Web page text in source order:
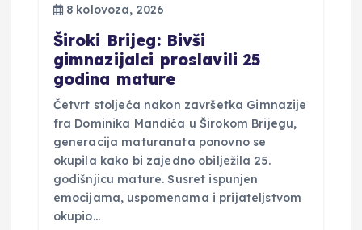
8 kolovoza, 2026
Široki Brijeg: Bivši
gimnazijalci proslavili 25
godina mature
Četvrt stoljeća nakon završetka Gimnazije
fra Dominika Mandića u Širokom Brijegu,
generacija maturanata ponovno se
okupila kako bi zajedno obilježila 25.
godišnjicu mature. Susret ispunjen
emocijama, uspomenama i prijateljstvom
okupio…